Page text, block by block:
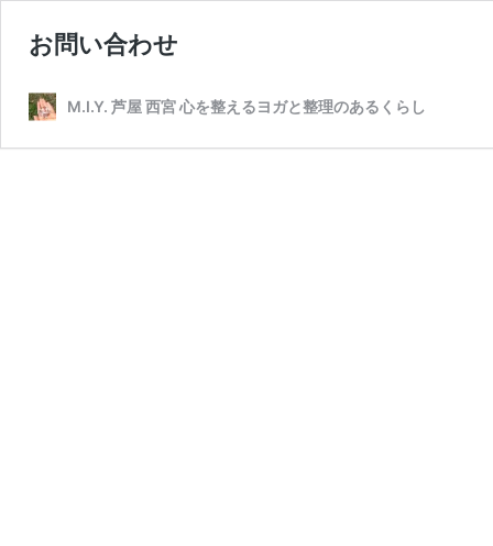
お問い合わせ
M.I.Y. 芦屋 西宮 心を整えるヨガと整理のあるくらし